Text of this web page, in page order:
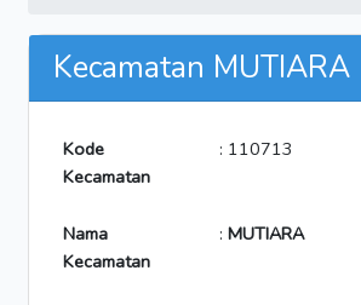
Kecamatan MUTIARA
Kode
Kecamatan
: 110713
Nama
Kecamatan
: MUTIARA